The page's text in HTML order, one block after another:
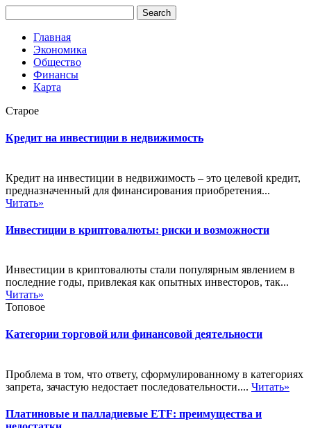
Главная
Экономика
Общество
Финансы
Карта
Старое
Кредит на инвестиции в недвижимость
Кредит на инвестиции в недвижимость – это целевой кредит,
предназначенный для финансирования приобретения...
Читать»
Инвестиции в криптовалюты: риски и возможности
Инвестиции в криптовалюты стали популярным явлением в
последние годы, привлекая как опытных инвесторов, так...
Читать»
Топовое
Категории торговой или финансовой деятельности
Проблема в том, что ответу, сформулированному в категориях
запрета, зачастую недостает последовательности.... Читать»
Платиновые и палладиевые ETF: преимущества и